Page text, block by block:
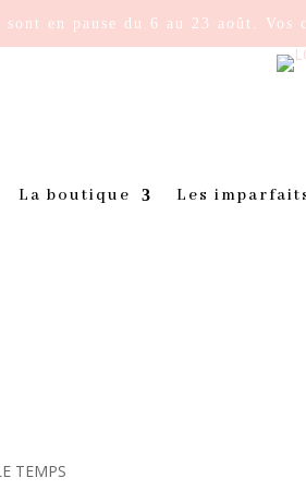
en pause du 6 au 23 août.
La boutique Les
TEMPS